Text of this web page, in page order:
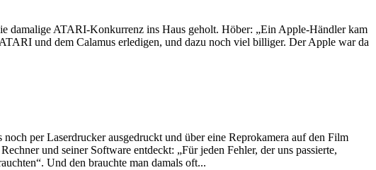
damalige ATARI-Konkurrenz ins Haus geholt. Höber: „Ein Apple-Händler kam
und dem Calamus erledigen, und dazu noch viel billiger. Der Apple war da
per Laserdrucker ausgedruckt und über eine Reprokamera auf den Film
und seiner Software entdeckt: „Für jeden Fehler, der uns passierte,
Und den brauchte man damals oft...